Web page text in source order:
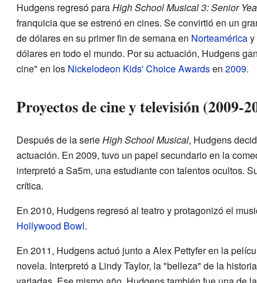
Hudgens regresó paraHigh School Musical 3: Senior
franquicia que se estrenó en cines. Se convirtió en un
de dólares en su primer fin de semana en Norteaméricay
dólares en todo el mundo. Por su actuación, Hudgens
cine" en los Nickelodeon Kids' Choice Awardsen 2009.
Proyectos de cine y televisión (2009-
Después de la serieHigh School Musical, Hudgens
actuación. En 2009, tuvo un papel secundario en la
interpretó a Sa5m, una estudiante con talentos ocultos.
crítica.
En 2010, Hudgens regresó al teatro y protagonizó el
Hollywood Bowl.
En 2011, Hudgens actuó junto a Alex Pettyfer en la
novela. Interpretó a Lindy Taylor, la "belleza" de la